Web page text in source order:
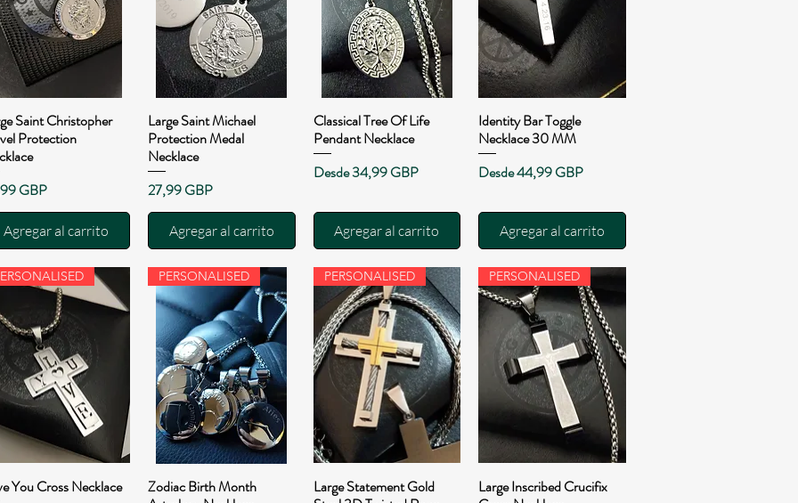
Vista rápida
Saint Christopher
Protection
GBP
Agregar al carrito
Vista rápida
Large Saint Michael
Protection Medal
Necklace
Precio
27,99 GBP
Agregar al carrito
Vista rápida
Classical Tree Of Life
Pendant Necklace
Desde34,99 GBP
Precio de oferta
Agregar al carrito
Vista rápida
Identity Bar Toggle
Necklace 30 MM
Desde44,99 GBP
Precio de oferta
Agregar al carrito
Vista rápida
You Cross Necklace
Vista rápida
PERSONALISED
Zodiac Birth Month
Vista rápida
PERSONALISED
Large Statement Gold
Vista rápida
PERSONALISED
Large Inscribed Crucifix